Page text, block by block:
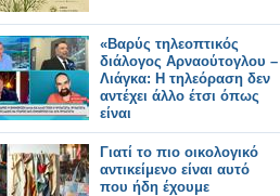
«Βαρύς τηλεοπτικός
διάλογος Αρναούτογλου –
Λιάγκα: Η τηλεόραση δεν
αντέχει άλλο έτσι όπως
είναι
Γιατί το πιο οικολογικό
αντικείμενο είναι αυτό
που ήδη έχουμε